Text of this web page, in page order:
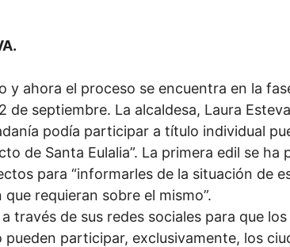
y ahora el proceso se encuentra en la
septiembre. La alcaldesa, Laura
podía participar a título individual
de Santa Eulalia”. La primera edil se ha
para “informarles de la situación de
requieran sobre el mismo”.
través de sus redes sociales para que
participar, exclusivamente, los